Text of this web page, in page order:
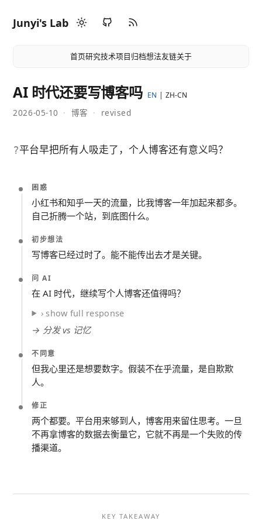
Junyi's Lab
首页研究技术项目归档想法友链关于
AI 时代还要写博客吗 EN ZH-CN
2026-05-10 · 博客 · revised
?平台早把所有人吸走了，个人博客还有意义吗？
困惑
小红书和知乎一天的流量，比我博客一年加起来都多。
自己折腾一个站，到底图什么。
初步想法
写博客已经过时了。能不能传出去才是关键。
问 AI
在 AI 时代，继续写个人博客还值得吗？
› show full response
→ 分发 vs 记忆
不同意
但我心里还是想要数字。假装不在乎流量，是自欺欺
人。
修正
两个都要。平台用来够到人，博客用来留住思考。一旦
不再拿博客的数据去衡量它，它就不再是一个失败的传
播渠道。
KEY TAKEAWAY